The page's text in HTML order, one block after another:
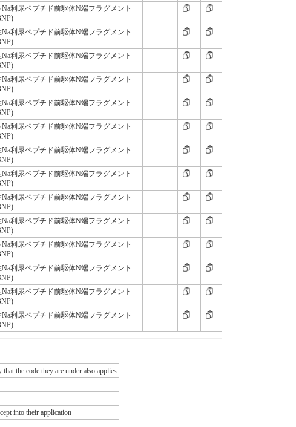
Na利尿ペプチド前駆体N端フラグメント
Na利尿ペプチド前駆体N端フラグメント
Na利尿ペプチド前駆体N端フラグメント
Na利尿ペプチド前駆体N端フラグメント
Na利尿ペプチド前駆体N端フラグメント
Na利尿ペプチド前駆体N端フラグメント
Na利尿ペプチド前駆体N端フラグメント
Na利尿ペプチド前駆体N端フラグメント
Na利尿ペプチド前駆体N端フラグメント
Na利尿ペプチド前駆体N端フラグメント
Na利尿ペプチド前駆体N端フラグメント
Na利尿ペプチド前駆体N端フラグメント
Na利尿ペプチド前駆体N端フラグメント
Na利尿ペプチド前駆体N端フラグメント
the code they are under also applies
into their application